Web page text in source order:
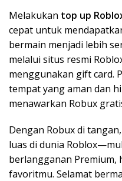
Melakukan top up
cepat untuk
bermain menjadi lebih
melalui situs resmi
menggunakan gift card.
tempat yang aman dan
menawarkan Robux
Dengan Robux di
luas di dunia
berlangganan
favoritmu. Selamat